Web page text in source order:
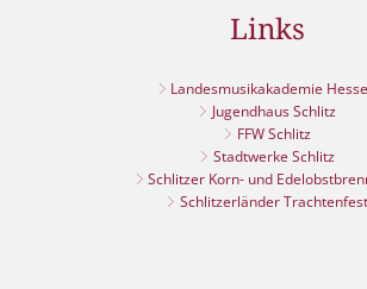
Links
Landesmusikakademie
Jugendhaus Schlitz
FFW Schlitz
Stadtwerke Schlitz
Schlitzer Korn- und
Schlitzerländer Trachtenfest